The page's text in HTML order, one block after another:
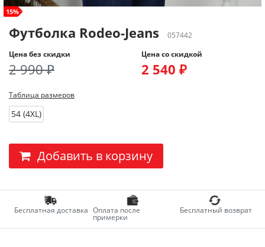
size+
15%
Футболка Rodeo-Jeans
057442
Цена без скидки
2 990 ₽
Цена со скидкой
2 540 ₽
Таблица размеров
54 (4XL)
Добавить в корзину
Бесплатная доставка Оплата после
примерки
Бесплатный возврат